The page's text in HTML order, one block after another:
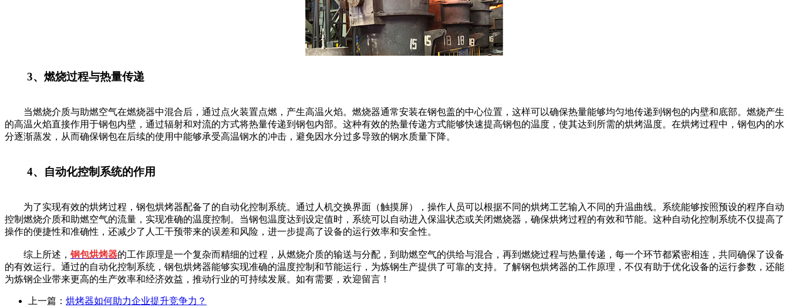
3、燃烧过程与热量传递
当燃烧介质与助燃空气在燃烧器中混合后，通过点火装置点燃，产生高温火焰。燃烧器通常安装在钢包盖的中心位置，这样可以确保热量能够均匀地传递到钢包的内壁和底部。燃烧产生
的高温火焰直接作用于钢包内壁，通过辐射和对流的方式将热量传递到钢包内部。这种有效的热量传递方式能够快速提高钢包的温度，使其达到所需的烘烤温度。在烘烤过程中，钢包内的水
分逐渐蒸发，从而确保钢包在后续的使用中能够承受高温钢水的冲击，避免因水分过多导致的钢水质量下降。
4、自动化控制系统的作用
为了实现有效的烘烤过程，钢包烘烤器配备了的自动化控制系统。通过人机交换界面（触摸屏），操作人员可以根据不同的烘烤工艺输入不同的升温曲线。系统能够按照预设的程序自动
控制燃烧介质和助燃空气的流量，实现准确的温度控制。当钢包温度达到设定值时，系统可以自动进入保温状态或关闭燃烧器，确保烘烤过程的有效和节能。这种自动化控制系统不仅提高了
操作的便捷性和准确性，还减少了人工干预带来的误差和风险，进一步提高了设备的运行效率和安全性。
综上所述， 钢包烘烤器的工作原理是一个复杂而精细的过程，从燃烧介质的输送与分配，到助燃空气的供给与混合，再到燃烧过程与热量传递，每一个环节都紧密相连，共同确保了设备
的有效运行。通过的自动化控制系统，钢包烘烤器能够实现准确的温度控制和节能运行，为炼钢生产提供了可靠的支持。了解钢包烘烤器的工作原理，不仅有助于优化设备的运行参数，还能
为炼钢企业带来更高的生产效率和经济效益，推动行业的可持续发展。如有需要，欢迎留言！
上一篇： 烘烤器如何助力企业提升竞争力？